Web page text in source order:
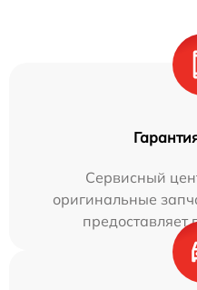
Сервисный
оригинальные
предоставляет